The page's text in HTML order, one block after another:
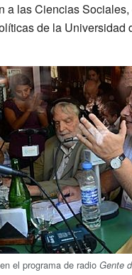
a las Ciencias
de la Universidad
el programa de radio Gente